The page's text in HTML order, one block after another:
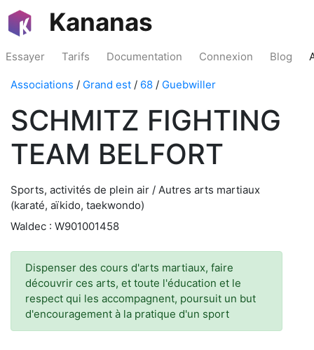
Kananas
Essayer Tarifs Documentation Connexion Blog
Associations / Grand est / 68 / Guebwiller
SCHMITZ FIGHTING
TEAM BELFORT
Sports, activités de plein air / Autres arts martiaux
(karaté, aïkido, taekwondo)
Waldec : W901001458
Dispenser des cours d'arts martiaux, faire
découvrir ces arts, et toute l'éducation et le
respect qui les accompagnent, poursuit un but
d'encouragement à la pratique d'un sport